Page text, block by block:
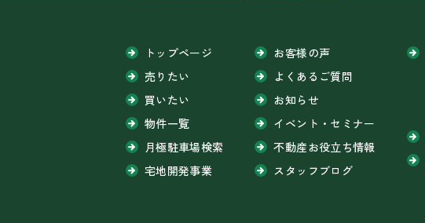
トップページ
売りたい
買いたい
物件一覧
月極駐車場検索
宅地開発事業
お客様の声
よくあるご質問
お知らせ
イベント・セミナー
不動産お役立ち情報
スタッフブログ